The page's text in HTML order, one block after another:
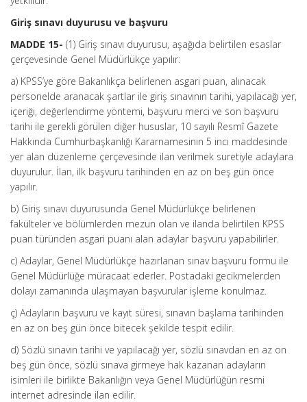
Giriş sınavı duyurusu ve başvuru
MADDE 15- (1) Giriş sınavı duyurusu, aşağıda belirtilen esaslar
çerçevesinde Genel Müdürlükçe yapılır:
a) KPSS’ye göre Bakanlıkça belirlenen asgari puan, alınacak
personelde aranacak şartlar ile giriş sınavının tarihi, yapılacağı yer,
içeriği, değerlendirme yöntemi, başvuru merci ve son başvuru
tarihi ile gerekli görülen diğer hususlar, 10 sayılı Resmî Gazete
Hakkında Cumhurbaşkanlığı Kararnamesinin 5 inci maddesinde
yer alan düzenleme çerçevesinde ilan verilmek suretiyle adaylara
duyurulur. İlan, ilk başvuru tarihinden en az on beş gün önce
yapılır.
b) Giriş sınavı duyurusunda Genel Müdürlükçe belirlenen
fakülteler ve bölümlerden mezun olan ve ilanda belirtilen KPSS
puan türünden asgari puanı alan adaylar başvuru yapabilirler.
c) Adaylar, Genel Müdürlükçe hazırlanan sınav başvuru formu ile
Genel Müdürlüğe müracaat ederler. Postadaki gecikmelerden
dolayı zamanında ulaşmayan başvurular işleme konulmaz.
ç) Adayların başvuru ve kayıt süresi, sınavın başlama tarihinden
en az on beş gün önce bitecek şekilde tespit edilir.
d) Sözlü sınavın tarihi ve yapılacağı yer, sözlü sınavdan en az on
beş gün önce, sözlü sınava girmeye hak kazanan adayların
isimleri ile birlikte Bakanlığın veya Genel Müdürlüğün resmi
internet adresinde ilan edilir.